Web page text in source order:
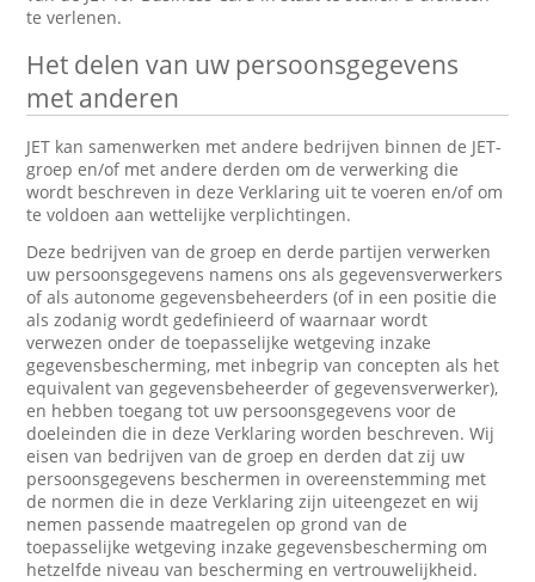
te verlenen.
Het delen van uw persoonsgegevens
met anderen
JET kan samenwerken met andere bedrijven binnen de JET-
groep en/of met andere derden om de verwerking die
wordt beschreven in deze Verklaring uit te voeren en/of om
te voldoen aan wettelijke verplichtingen.
Deze bedrijven van de groep en derde partijen verwerken
uw persoonsgegevens namens ons als gegevensverwerkers
of als autonome gegevensbeheerders (of in een positie die
als zodanig wordt gedefinieerd of waarnaar wordt
verwezen onder de toepasselijke wetgeving inzake
gegevensbescherming, met inbegrip van concepten als het
equivalent van gegevensbeheerder of gegevensverwerker),
en hebben toegang tot uw persoonsgegevens voor de
doeleinden die in deze Verklaring worden beschreven. Wij
eisen van bedrijven van de groep en derden dat zij uw
persoonsgegevens beschermen in overeenstemming met
de normen die in deze Verklaring zijn uiteengezet en wij
nemen passende maatregelen op grond van de
toepasselijke wetgeving inzake gegevensbescherming om
hetzelfde niveau van bescherming en vertrouwelijkheid.